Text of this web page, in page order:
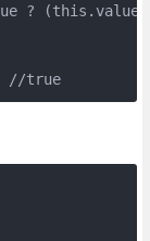
? (this.value
//true